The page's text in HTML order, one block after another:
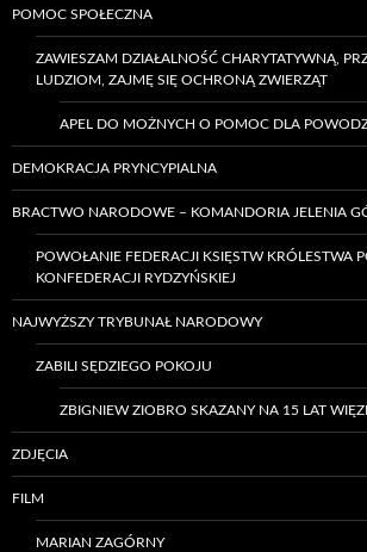
POMOC SPOŁECZNA
ZAWIESZAM DZIAŁALNOŚĆ CHARYTATYWNĄ,
LUDZIOM, ZAJMĘ SIĘ OCHRONĄ ZWIERZĄT
APEL DO MOŻNYCH O POMOC DLA
DEMOKRACJA PRYNCYPIALNA
BRACTWO NARODOWE – KOMANDORIA JELENIA
POWOŁANIE FEDERACJI KSIĘSTW KRÓLESTWA
KONFEDERACJI RYDZYŃSKIEJ
NAJWYŻSZY TRYBUNAŁ NARODOWY
ZABILI SĘDZIEGO POKOJU
ZBIGNIEW ZIOBRO SKAZANY NA 15 LAT
ZDJĘCIA
FILM
MARIAN ZAGÓRNY